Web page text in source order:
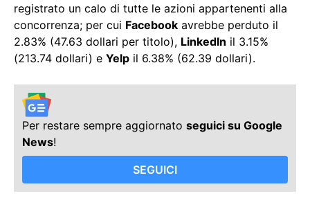
registrato un calo di tutte le azioni appartenenti alla
concorrenza; per cui Facebook avrebbe perduto il
2.83% (47.63 dollari per titolo), LinkedIn il 3.15%
(213.74 dollari) e Yelp il 6.38% (62.39 dollari).
Per restare sempre aggiornato seguici su Google
News!
SEGUICI